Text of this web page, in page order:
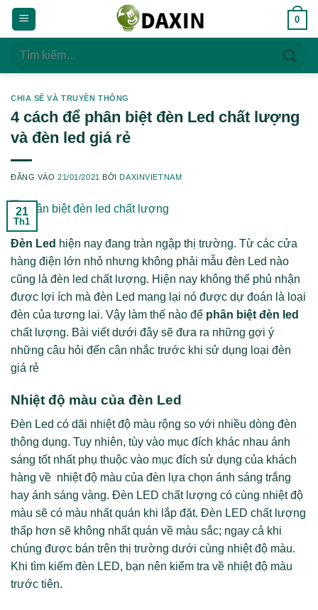
Bỏ
qua
dung
0
Tìm
CHIA SẼ VÀ TRUYỀN THÔNG
4 cách để phân biệt đèn Led chất lượng
và đèn led giá rẻ
ĐĂNG VÀO21/01/2021 BỞIDAXINVIETNAM
21
Th1
Đèn Led hiện nay đang tràn ngập thị trường. Từ các cửa
hàng điện lớn nhỏ nhưng không phải mẫu đèn Led nào
cũng là đèn led chất lượng. Hiện nay không thể phủ nhận
được lợi ích mà đèn Led mang lại nó được dự đoán là loại
đèn của tương lai. Vậy làm thế nào để phân biệt đèn led
chất lượng. Bài viết dưới đây sẽ đưa ra những gợi ý
những câu hỏi đển cân nhắc trước khi sử dụng loại đèn
giá rẻ
Nhiệt độ màu của đèn Led
Đèn Led có dãi nhiệt độ màu rộng so với nhiều dòng đèn
thông dụng. Tuy nhiên, tùy vào mục đích khác nhau ánh
sáng tốt nhất phụ thuộc vào mục đích sử dụng của khách
hàng về nhiệt độ màu của đèn lựa chọn ánh sáng trắng
hay ánh sáng vàng. Đèn LED chất lượng có cùng nhiệt độ
màu sẽ có màu nhất quán khi lắp đặt. Đèn LED chất lượng
thấp hơn sẽ không nhất quán về màu sắc; ngay cả khi
chúng được bán trên thị trường dưới cùng nhiệt độ màu.
Khi tìm kiếm đèn LED, bạn nên kiểm tra về nhiệt độ màu
trước tiên.